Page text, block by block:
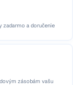
zadarmo a doručenie
zásobám vašu